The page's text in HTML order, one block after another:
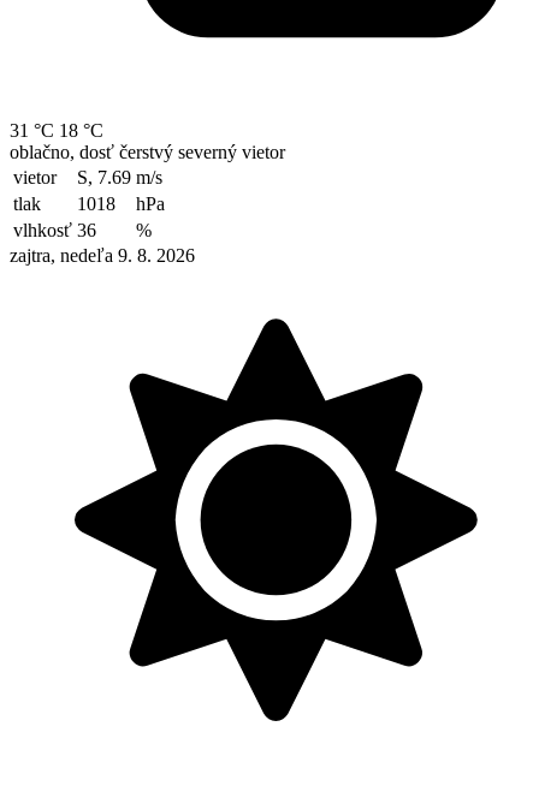
31 °C 18 °C
oblačno, dosť čerstvý severný vietor
vietor
S, 7.69 m/s
tlak
1018
hPa
vlhkosť 36
%
zajtra, nedeľa 9. 8. 2026